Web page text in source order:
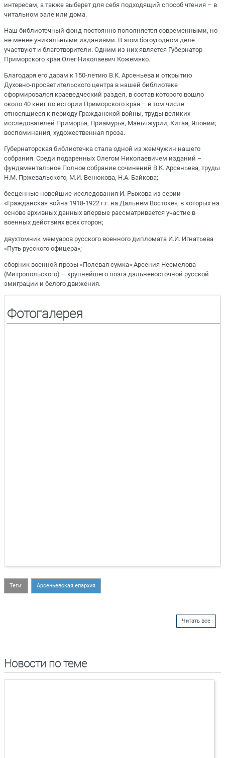
интересам, а также выберет для себя подходящий способ чтения – в
читальном зале или дома.
Наш библиотечный фонд постоянно пополняется современными, но
не менее уникальными изданиями. В этом богоугодном деле
участвуют и благотворители. Одним из них является Губернатор
Приморского края Олег Николаевич Кожемяко.
Благодаря его дарам к 150-летию В.К. Арсеньева и открытию
Духовно-просветительского центра в нашей библиотеке
сформировался краеведческий раздел, в состав которого вошло
около 40 книг по истории Приморского края – в том числе
относящиеся к периоду Гражданской войны, труды великих
исследователей Приморья, Приамурья, Маньчжурии, Китая, Японии;
воспоминания, художественная проза.
Губернаторская библиотечка стала одной из жемчужин нашего
собрания. Среди подаренных Олегом Николаевичем изданий –
фундаментальное Полное собрание сочинений В.К. Арсеньева, труды
Н.М. Пржевальского, М.И. Венюкова, Н.А. Байкова;
бесценные новейшие исследования И. Рыжова из серии
«Гражданская война 1918-1922 г.г. на Дальнем Востоке», в которых на
основе архивных данных впервые рассматривается участие в
военных действиях всех сторон;
двухтомник мемуаров русского военного дипломата И.И. Игнатьева
«Путь русского офицера»;
сборник военной прозы «Полевая сумка» Арсения Несмелова
(Митропольского) – крупнейшего поэта дальневосточной русской
эмиграции и белого движения.
Фотогалерея
Теги: Арсеньевская епархия
Читать все
Новости по теме